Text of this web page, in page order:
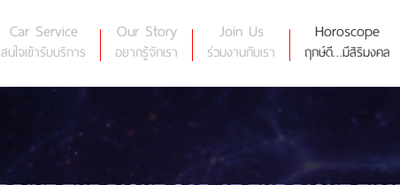
Car Service
สนใจเข้ารับบริการ
Our Story
อยากรู้จักเรา
Join Us
ร่วมงานกับเรา
Horoscope
ฤกษ์ดี…มีสิริมงคล